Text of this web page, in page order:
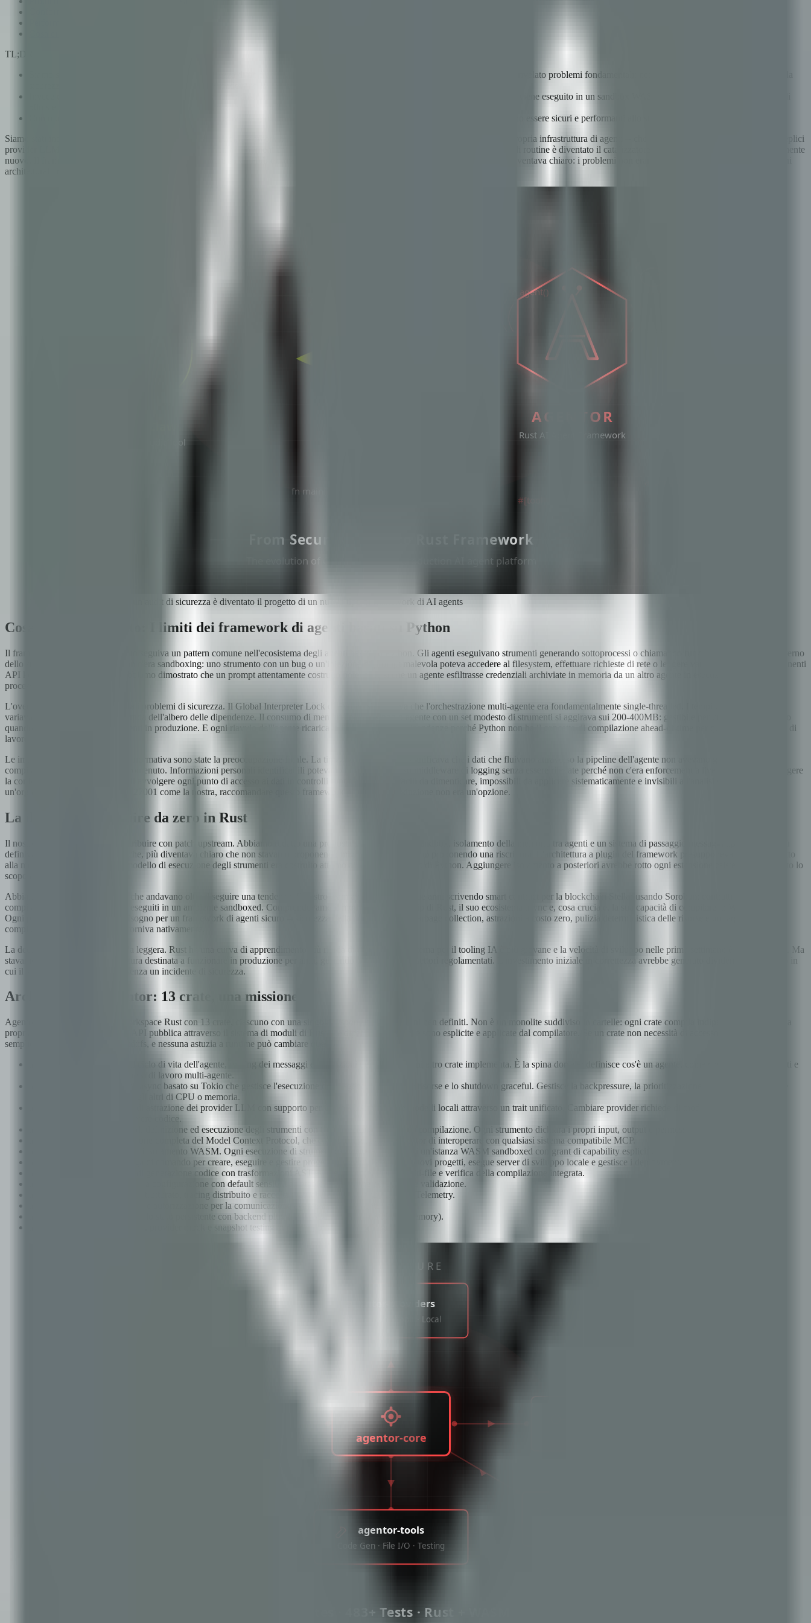
TL;DR
Siamo stati incaricati di effettuare un audit di sicurezza di un framework open-source di AI agents costruito in Python. L'audit ha rivelato problemi fondamentali: nessun isolamento sandbox, lacune nella
Invece di applicare patch a una base difettosa, abbiamo costruito Agentor: un framework di 13 crate in Rust dove ogni strumento viene eseguito in un sandbox WASM, l'avvio a freddo richiede meno di
Con oltre 483 test, zero blocchi unsafe e supporto nativo del protocollo MCP, Agentor dimostra che i framework di agenti possono essere sicuri e performanti allo stesso tempo, senza compromessi.
Siamo stati incaricati di effettuare un audit di sicurezza di un framework open-source di AI agents. Il cliente voleva la garanzia che la propria infrastruttura di agenti -- che gestiva dati sensibili attraverso molteplici
provider LLM -- soddisfacesse gli standard richiesti per un deployment enterprise. Quello che è iniziato come un incarico di sicurezza di routine è diventato il catalizzatore per costruire qualcosa di completamente
nuovo. Il framework aveva buone intenzioni, era popolare su GitHub e attivamente mantenuto. Ma più scavavamo in profondità, più diventava chiaro: i problemi non erano bug da correggere. Erano decisioni
architetturali incorporate nelle fondamenta.
Quello che è iniziato come un audit di sicurezza è diventato il progetto di un nuovo tipo di framework di AI agents
Cosa abbiamo trovato: I limiti dei framework di agenti basati su Python
Il framework che abbiamo auditato seguiva un pattern comune nell'ecosistema degli agenti basati su Python. Gli agenti eseguivano strumenti generando sottoprocessi o chiamando funzioni direttamente all'interno
dello stesso processo Python. Non c'era sandboxing: uno strumento con un bug o un'iniezione di prompt malevola poteva accedere al filesystem, effettuare richieste di rete o leggere variabili d'ambiente contenenti
API key. In uno dei nostri test, abbiamo dimostrato che un prompt attentamente costruito poteva far sì che un agente esfiltrasse credenziali archiviate in memoria da un altro agente in esecuzione nello stesso
processo.
L'overhead del runtime aggravava i problemi di sicurezza. Il Global Interpreter Lock di Python significava che l'orchestrazione multi-agente era fondamentalmente single-threaded. I tempi di avvio a freddo
variavano da 2 a 5 secondi a seconda dell'albero delle dipendenze. Il consumo di memoria per un singolo agente con un set modesto di strumenti si aggirava sui 200-400MB: gestibile per una demo, proibitivo
quando si eseguono decine di agenti in produzione. E ogni riavvio dell'agente ricaricava l'intera catena di dipendenze perché Python non ha il concetto di compilazione ahead-of-time per questo tipo di carico di
lavoro.
Le implicazioni per la conformità normativa sono state la preoccupazione finale. La tipizzazione dinamica significava che i dati che fluivano attraverso la pipeline dell'agente non avevano garanzie a tempo di
compilazione sulla loro forma o contenuto. Informazioni personali identificabili potevano passare attraverso middleware di logging senza essere rilevate perché non c'era enforcement a livello di tipi. Raggiungere
la conformità GDPR richiedeva di avvolgere ogni punto di accesso ai dati in controlli runtime: controlli facili da dimenticare, impossibili da applicare sistematicamente e invisibili all'analisi statica. Per
un'organizzazione certificata ISO 27001 come la nostra, raccomandare questo framework per l'uso in produzione non era un'opzione.
La decisione: Costruire da zero in Rust
Il nostro primo istinto è stato contribuire con patch upstream. Abbiamo redatto una proposta per un livello di sandbox, isolamento della memoria tra agenti e un sistema di passaggio messaggi tipizzato. Ma più
definivamo l'ambito delle modifiche, più diventava chiaro che non stavamo proponendo miglioramenti: stavamo proponendo una riscrittura. L'architettura a plugin del framework presupponeva l'accesso diretto
alla memoria tra componenti. Il modello di esecuzione degli strumenti era costruito attorno al sistema di import di Python. Aggiungere isolamento a posteriori avrebbe rotto ogni estensione esistente e vanificato lo
scopo dell'ecosistema.
Abbiamo scelto Rust per ragioni che andavano oltre il seguire una tendenza. Il nostro team aveva trascorso due anni scrivendo smart contract per la blockchain Stellar usando Soroban: contratti in Rust che
compilano in WASM e vengono eseguiti in un ambiente sandboxed. Comprendevamo il modello di ownership di Rust, il suo ecosistema async e, cosa cruciale, la sua capacità di compilare in WebAssembly.
Ogni proprietà di cui avevamo bisogno per un framework di agenti sicuro -- sicurezza della memoria senza garbage collection, astrazioni a costo zero, pulizia deterministica delle risorse e un target di
compilazione WASM -- Rust le forniva nativamente.
La decisione non è stata presa alla leggera. Rust ha una curva di apprendimento più ripida di Python, l'ecosistema per il tooling IA è più giovane e la velocità di sviluppo nelle prime settimane è stata più lenta. Ma
stavamo costruendo un'infrastruttura destinata a funzionare in produzione per anni, gestendo dati sensibili in settori regolamentati. L'investimento iniziale in correttezza avrebbe generato dividendi ogni giorno in
cui il sistema avesse funzionato senza un incidente di sicurezza.
Architettura di Agentor: 13 crate, una missione
Agentor è strutturato come un workspace Rust con 13 crate, ciascuno con una singola responsabilità e confini ben definiti. Non è un monolite suddiviso in cartelle: ogni crate compila indipendentemente, ha la
propria suite di test ed espone un'API pubblica attraverso il sistema di moduli di Rust. Le dipendenze tra crate sono esplicite e applicate dal compilatore. Se un crate non necessità di accesso al filesystem,
semplicemente non dipende da std::fs, e nessuna astuzia a runtime può cambiare questo.
agentor-core -- Gestione del ciclo di vita dell'agente, routing dei messaggi e definizioni dei trait che ogni altro crate implementa. È la spina dorsale: definisce cos'è un agente, come comunicano gli agenti e
come il sistema orchestra flussi di lavoro multi-agente.
agentor-runtime -- Il runtime async basato su Tokio che gestisce l'esecuzione degli agenti, i limiti delle risorse e lo shutdown graceful. Gestisce la backpressure, la prioritizzazione dei task e assicura che
nessun agente possa privare gli altri di CPU o memoria.
agentor-providers -- Livello di astrazione dei provider LLM con supporto per OpenAI, Anthropic e modelli locali attraverso un trait unificato. Cambiare provider richiede di modificare un valore di
configurazione, non di riscrivere codice.
agentor-tools -- Framework di definizione ed esecuzione degli strumenti con type checking a tempo di compilazione. Ogni strumento dichiara i propri input, output e permessi richiesti come tipi Rust.
agentor-mcp -- Implementazione completa del Model Context Protocol, che consente agli agenti Agentor di interoperare con qualsiasi sistema compatibile MCP.
agentor-sandbox -- Il livello di isolamento WASM. Ogni esecuzione di strumento avviene all'interno di un'istanza WASM sandboxed con grant di capability espliciti.
agentor-cli -- Interfaccia a riga di comando per creare, eseguire e gestire progetti di agenti. Scaffolda nuovi progetti, esegue server di sviluppo locale e gestisce i deployment.
agentor-codegen -- Pipeline di generazione codice con trasformazioni AST-aware, coordinamento multi-file e verifica della compilazione integrata.
agentor-config -- Gestione della configurazione con default sensibili all'ambiente, gestione dei segreti e validazione.
agentor-telemetry -- Logging strutturato, tracing distribuito e raccolta metriche con compatibilità OpenTelemetry.
agentor-auth -- Autenticazione e autorizzazione per la comunicazione agente-agente e agente-servizio.
agentor-storage -- Gestione dello stato persistente con backend pluggabili (SQLite, PostgreSQL, in-memory).
agentor-testing -- Utility di test, provider mock e snapshot testing per i comportamenti degli agenti.